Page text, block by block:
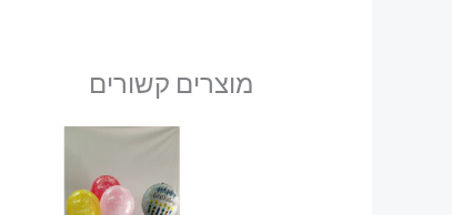
מוצרים קשורים